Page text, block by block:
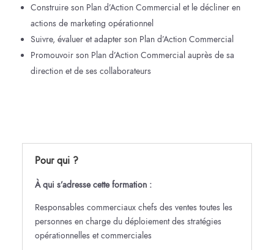
Construire son Plan d’Action Commercial et le décliner en
actions de marketing opérationnel
Suivre, évaluer et adapter son Plan d’Action Commercial
Promouvoir son Plan d’Action Commercial auprès de sa
direction et de ses collaborateurs
Pour qui ?
À qui s’adresse cette formation :
Responsables commerciaux chefs des ventes toutes les
personnes en charge du déploiement des stratégies
opérationnelles et commerciales